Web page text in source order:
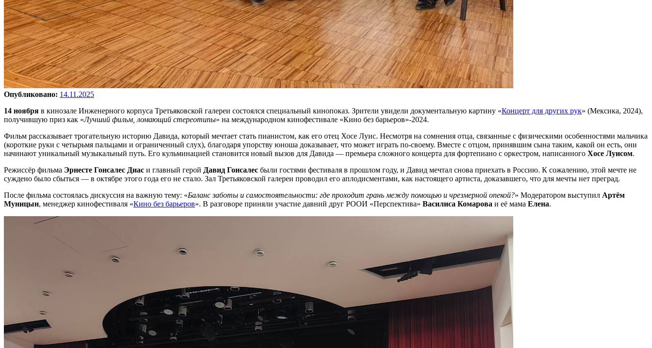
Опубликовано: 14.11.2025
14 ноября в кинозале Инженерного корпуса Третьяковской галереи состоялся специальный кинопоказ. Зрители увидели документальную картину «Концерт для других рук» (Мексика, 2024),
получившую приз как «Лучший фильм, ломающий стереотипы» на международном кинофестивале «Кино без барьеров»‑2024.
Фильм рассказывает трогательную историю Давида, который мечтает стать пианистом, как его отец Хосе Луис. Несмотря на сомнения отца, связанные с физическими особенностями мальчика
(короткие руки с четырьмя пальцами и ограниченный слух), благодаря упорству юноша доказывает, что может играть по-своему. Вместе с отцом, принявшим сына таким, какой он есть, они
начинают уникальный музыкальный путь. Его кульминацией становится новый вызов для Давида — премьера сложного концерта для фортепиано с оркестром, написанного Хосе Луисом.
Режиссёр фильма Эрнесте Гонсалес Диас и главный герой Давид Гонсалес были гостями фестиваля в прошлом году, и Давид мечтал снова приехать в Россию. К сожалению, этой мечте не
суждено было сбыться — в октябре этого года его не стало. Зал Третьяковской галереи проводил его аплодисментами, как настоящего артиста, доказавшего, что для мечты нет преград.
После фильма состоялась дискуссия на важную тему: «Баланс заботы и самостоятельности: где проходит грань между помощью и чрезмерной опекой?» Модератором выступил Артём
Муницын, менеджер кинофестиваля «Кино без барьеров». В разговоре приняли участие давний друг РООИ «Перспектива» Василиса Комарова и её мама Елена.